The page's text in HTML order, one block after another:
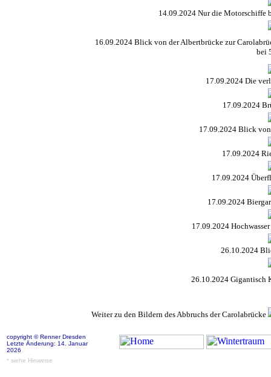
14.09.2024Nur die Motorschiffe
16.09.2024 Blick von der Albertbrücke zur
bei
17.09.2024 Die
17.09.2024
17.09.2024 Blick von
17.09.2024
17.09.2024
17.09.2024
17.09.2024
26.10.2024
26.10.2024 Gigantisch
Weiter zu den Bildern des Abbruchs der Carolabrücke
copyright © Renner Dresden
Letzte Änderung: 14. Januar
2026
* siehe Hinweise